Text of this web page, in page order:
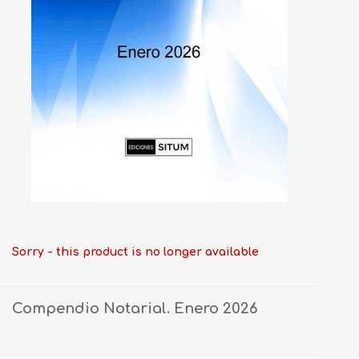
Sorry - this product is no longer available
Compendio Notarial. Enero 2026